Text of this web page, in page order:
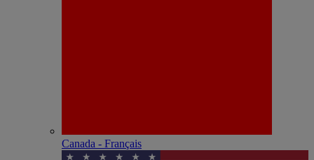
Canada - Français